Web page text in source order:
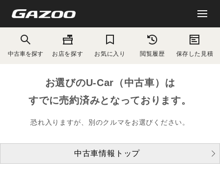
中古車を探す お店を探す お気に入り 閲覧履歴 保存した見積
お選びのU-Car（中古車）は
すでに売約済みとなっております。
恐れ入りますが、別のクルマをお選びください。
中古車情報トップ